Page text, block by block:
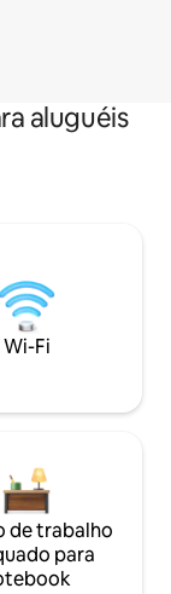
aluguéis
Wi-Fi
de trabalho
para